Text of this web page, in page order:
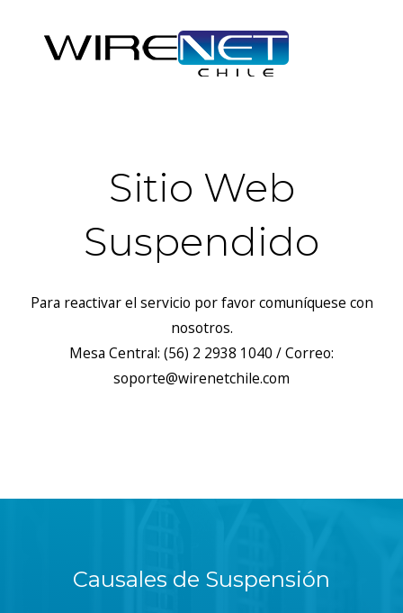
Sitio Web
Suspendido
Para reactivar el servicio por favor comuníquese con
nosotros.
Mesa Central: (56) 2 2938 1040 / Correo:
soporte@wirenetchile.com
Causales de Suspensión